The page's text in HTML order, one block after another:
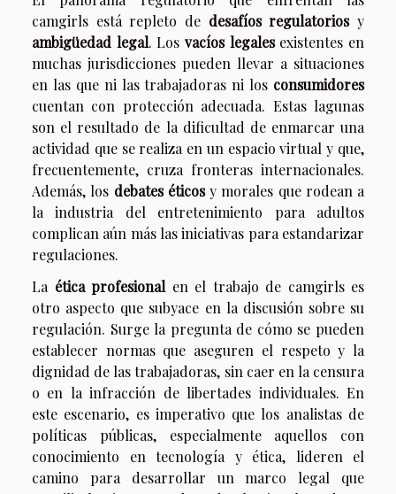
camgirls está repleto de desafíos regulatoriosy
ambigüedad legal. Losvacíos legalesexistentes en
muchas jurisdicciones pueden llevar a situaciones
en las que ni las trabajadoras ni los consumidores
cuentan con protección adecuada. Estas lagunas
son el resultado de la dificultad de enmarcar una
actividad que se realiza en un espacio virtual y que,
frecuentemente, cruza fronteras internacionales.
Además, los debates éticosy morales que rodean a
la industria del entretenimiento para adultos
complican aún más las iniciativas para estandarizar
regulaciones.
La ética profesional en el trabajo de camgirls es
otro aspecto que subyace en la discusión sobre su
regulación. Surge la pregunta de cómo se pueden
establecer normas que aseguren el respeto y la
dignidad de las trabajadoras, sin caer en la censura
o en la infracción de libertades individuales. En
este escenario, es imperativo que los analistas de
políticas públicas, especialmente aquellos con
conocimiento en tecnología y ética, lideren el
camino para desarrollar un marco legal que